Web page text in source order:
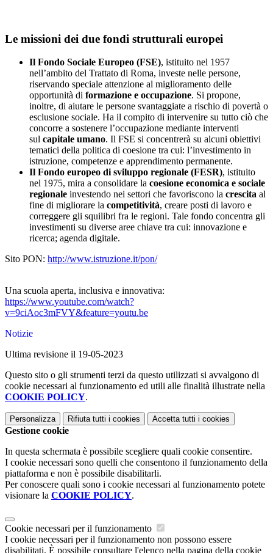
Le missioni dei due fondi strutturali europei
Il Fondo Sociale Europeo (FSE), istituito nel 1957
nell’ambito del Trattato di Roma, investe nelle persone,
riservando speciale attenzione al miglioramento delle
opportunità di formazione e occupazione. Si propone,
inoltre, di aiutare le persone svantaggiate a rischio di povertà o
esclusione sociale. Ha il compito di intervenire su tutto ciò che
concorre a sostenere l’occupazione mediante interventi
sul capitale umano. Il FSE si concentrerà su alcuni obiettivi
tematici della politica di coesione tra cui: l’investimento in
istruzione, competenze e apprendimento permanente.
Il Fondo europeo di sviluppo regionale (FESR), istituito
nel 1975, mira a consolidare la coesione economica e sociale
regionale investendo nei settori che favoriscono la crescita al
fine di migliorare la competitività, creare posti di lavoro e
correggere gli squilibri fra le regioni. Tale fondo concentra gli
investimenti su diverse aree chiave tra cui: innovazione e
ricerca; agenda digitale.
Sito PON: http://www.istruzione.it/pon/
Una scuola aperta, inclusiva e innovativa:
https://www.youtube.com/watch?
v=9ciAoc3mFVY&feature=youtu.be
Notizie
Ultima revisione il 19-05-2023
Questo sito o gli strumenti terzi da questo utilizzati si avvalgono di
cookie necessari al funzionamento ed utili alle finalità illustrate nella
COOKIE POLICY.
Personalizza Rifiuta tutti i cookies Accetta tutti i cookies
Gestione cookie
In questa schermata è possibile scegliere quali cookie consentire.
I cookie necessari sono quelli che consentono il funzionamento della
piattaforma e non è possibile disabilitarli.
Per conoscere quali sono i cookie necessari al funzionamento potete
visionare la COOKIE POLICY.
Cookie necessari per il funzionamento
I cookie necessari per il funzionamento non possono essere
disabilitati. È possibile consultare l'elenco nella pagina della cookie